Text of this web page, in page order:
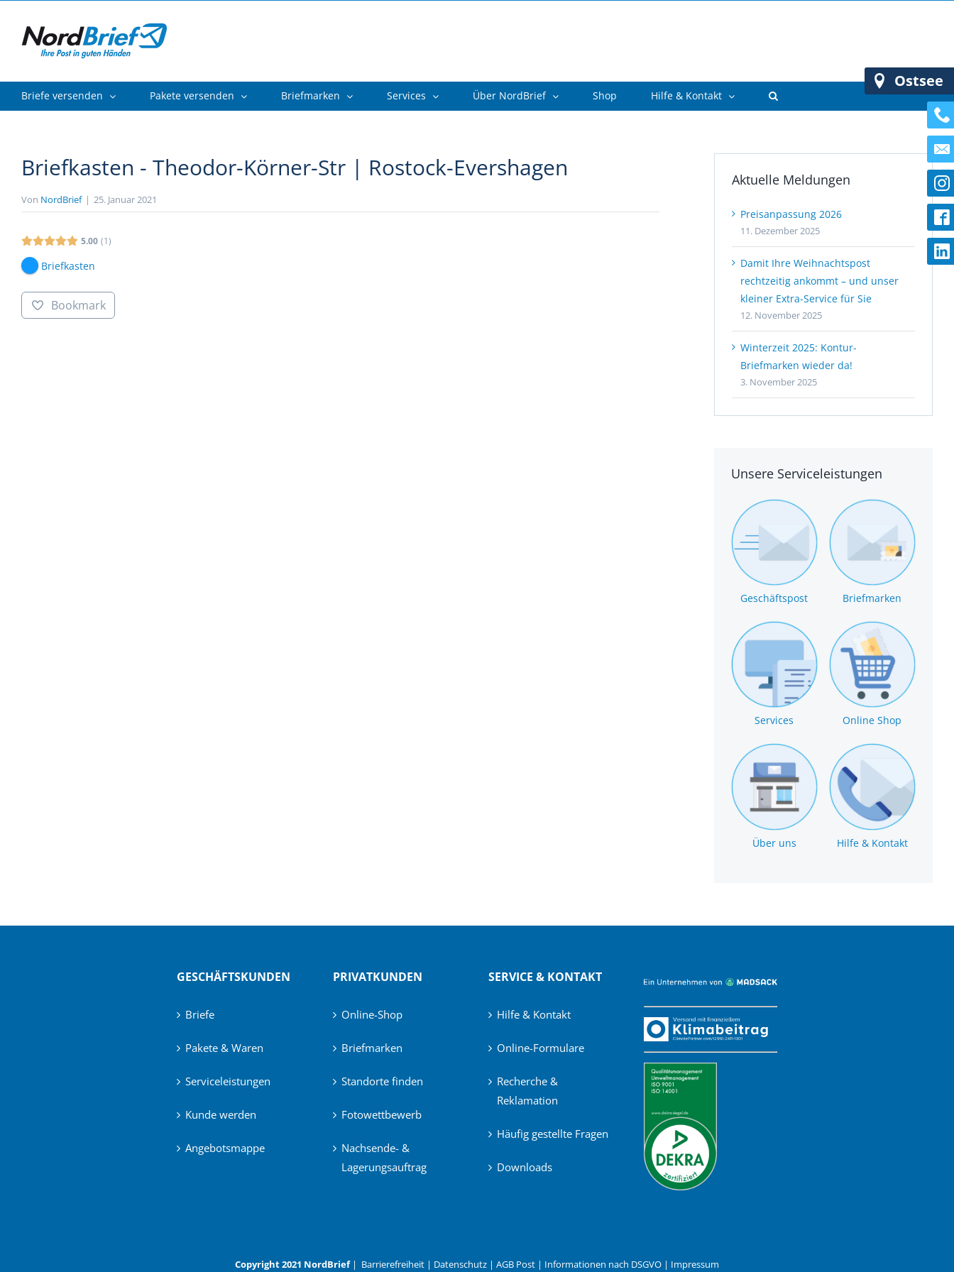
Inhalt
springen
Briefe versenden Pakete versenden Briefmarken Services Über NordBrief Shop Hilfe & Kontakt
Briefkasten - Theodor-Körner-Str | Rostock-Evershagen
Von NordBrief | 25. Januar 2021
5.00 1
Briefkasten
Bookmark
Aktuelle Meldungen
Preisanpassung 2026
11. Dezember 2025
Damit Ihre Weihnachtspost
rechtzeitig ankommt – und unser
kleiner Extra-Service für Sie
12. November 2025
Winterzeit 2025: Kontur-
Briefmarken wieder da!
3. November 2025
Unsere Serviceleistungen
Geschäftspost Briefmarken
Services Online Shop
Über uns Hilfe & Kontakt
GESCHÄFTSKUNDEN
Briefe
Pakete & Waren
Serviceleistungen
Kunde werden
Angebotsmappe
PRIVATKUNDEN
Online-Shop
Briefmarken
Standorte finden
Fotowettbewerb
Nachsende- &
Lagerungsauftrag
SERVICE & KONTAKT
Hilfe & Kontakt
Online-Formulare
Recherche &
Reklamation
Häufig gestellte Fragen
Downloads
Copyright 2021 NordBrief| Barrierefreiheit | Datenschutz | AGB Post | Informationen nach DSGVO | Impressum
Ostsee